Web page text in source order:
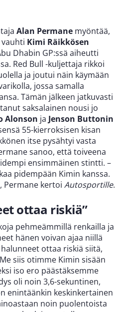
Alan Permane myöntää,
vauhti Kimi Räikkösen
Dhabin GP:ssä aiheutti
Red Bull -kuljettaja rikkoi
ja joutui näin käymään
jossa samalla
Tämän jälkeen jatkuvasti
saksalainen nousi jo
Alonson ja Jenson Buttonin
55-kierroksisen kisan
itse pysähtyi vasta
sanoo, että toiveena
ensimmäinen stintti. –
pidempään Kimin kanssa.
Permane kertoi Autosportille.
ottaa riskiä”
pehmeämmillä renkailla ja
hänen voivan ajaa niillä
ottaa riskiä siitä,
siis otimme Kimin sisään
iso ero päästäksemme
oli noin 3,6-sekuntinen,
enintäänkin keskinkertainen
noin puolentoista